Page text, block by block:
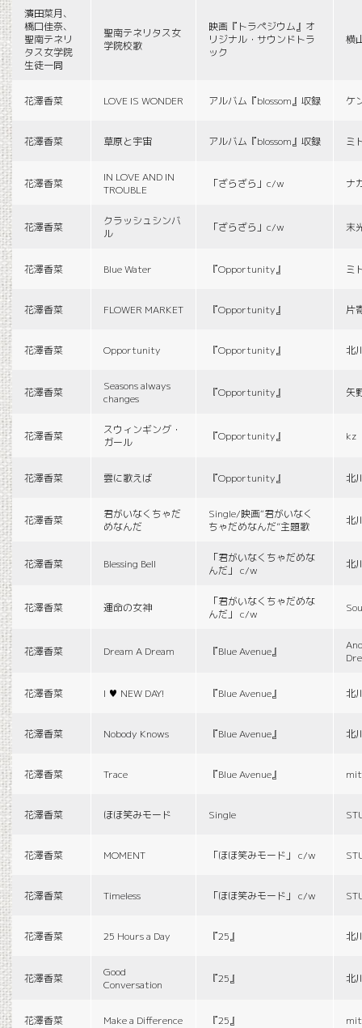
濱田菜月、
橋口佳奈、
聖南テネリ
タス女学院
生徒一同
聖南テネリタス女
学院校歌
映画『トラペジウム』オ
リジナル・サウンドトラ
ック
横
花澤香菜 LOVE IS WONDER アルバム『blossom』収録 ケ
花澤香菜 草原と宇宙 アルバム『blossom』収録 ミ
花澤香菜
IN LOVE AND IN
TROUBLE
「ざらざら」c/w ナ
花澤香菜
クラッシュシンバ
ル
「ざらざら」c/w 末
花澤香菜 Blue Water 『Opportunity』 ミ
花澤香菜 FLOWER MARKET 『Opportunity』 片
花澤香菜 Opportunity 『Opportunity』 北
花澤香菜
Seasons always
changes
『Opportunity』 矢
花澤香菜
スウィンギング・
ガール
『Opportunity』 kz
花澤香菜 雲に歌えば 『Opportunity』 北
花澤香菜
君がいなくちゃだ
めなんだ
Single/映画“君がいなく
ちゃだめなんだ”主題歌
北
花澤香菜 Blessing Bell
「君がいなくちゃだめな
んだ」 c/w
北
花澤香菜 運命の女神
「君がいなくちゃだめな
んだ」 c/w
花澤香菜 Dream A Dream 『Blue Avenue』
花澤香菜 I ♥ NEW DAY! 『Blue Avenue』 北
花澤香菜 Nobody Knows 『Blue Avenue』 北
花澤香菜 Trace 『Blue Avenue』
花澤香菜 ほほ笑みモード Single
花澤香菜 MOMENT 「ほほ笑みモード」 c/w
花澤香菜 Timeless 「ほほ笑みモード」 c/w
花澤香菜 25 Hours a Day 『25』 北
花澤香菜
Good
Conversation
『25』 北
花澤香菜 Make a Difference 『25』